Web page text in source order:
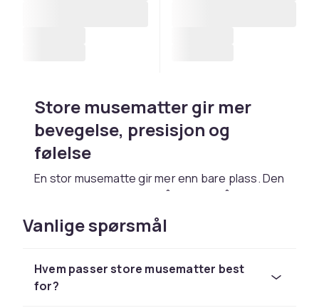
Store musematter gir mer
bevegelse, presisjon og
følelse
En stor musematte gir mer enn bare plass. Den
gir frihet. Du har plass til å bevege hånden
overflate som føles både komfortabel og
jobber eller rett og slett ønsker et skrivebord
som fungerer bedre.
Vanlige spørsmål
Hvem passer store musematter best
for?